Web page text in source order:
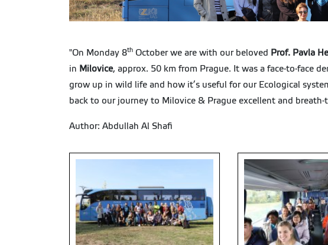
"On Monday 8th October we are with our beloved Prof. Pavla
in Milovice, approx. 50 km from Prague. It was a face-to-face
grow up in wild life and how it’s useful for our Ecological
back to our journey to Milovice & Prague excellent and
Author: Abdullah Al Shafi